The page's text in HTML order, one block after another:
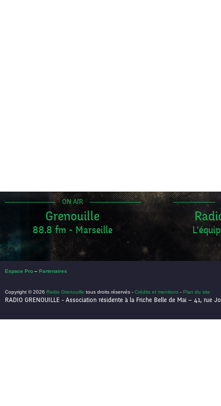
ON AIR
Grenouille
88.8 fm - Marseille
Espace Pro – Partenaires
Copyright © 2026 Radio Grenouille tous droits réservés - Crédits et mentions - Plan du site
RADIO GRENOUILLE - Association résidente à la Friche Belle de Mai – 41, rue